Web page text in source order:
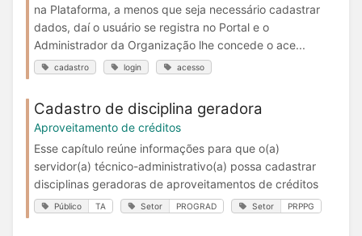
na Plataforma, a menos que seja necessário cadastrar
dados, daí o usuário se registra no Portal e o
Administrador da Organização lhe concede o ace...
cadastro login acesso
Cadastro de disciplina geradora
Aproveitamento de créditos
Esse capítulo reúne informações para que o(a)
servidor(a) técnico-administrativo(a) possa cadastrar
disciplinas geradoras de aproveitamentos de créditos
Público TA Setor PROGRAD Setor PRPPG